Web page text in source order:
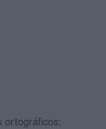
ortográficos: